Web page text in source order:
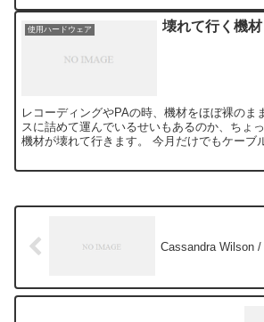
使用ハードウェア 壊れて行く機材
レコーディングやPAの時、機材をほぼ裸のま
スに詰めて運んでいるせいもあるのか、ちょ
機材が壊れて行きます。 今月だけでもケーブ
Cassandra Wilson /